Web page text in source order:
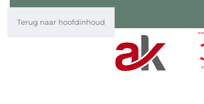
Terug naar hoofdinhoud